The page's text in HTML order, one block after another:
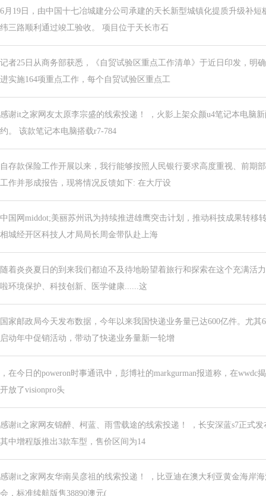
6月19日，由中国十七冶城建分公司承建的天长新型城镇化提质升级补
纬三路顺利通过竣工验收。 项目位于天长市石
记者25日从商务部获悉，《自贸试验区重点工作清单》于近日印发，明
进实施164项重点工作，每个自贸试验区重点工
感谢it之家网友太原李宗盛的线索投递！ ，火影上架众颜u4笔记本电脑
约。 该款笔记本电脑搭载r7-784
自存款保险工作开展以来，我行能够按照人民银行要求高度重视、前期
工作并形成报告，现将情况反馈如下: 在大厅设
中国网middot;美丽苏州讯为持续推进雄鹰突击计划，推动科技成果转移
相城经开区科技人才局局长周金带队赴上海
随着炎炎夏日的到来我们都迫不及待地盼望着旅行和探索在这个充满活
啦环境保护、科技创新、医学健康......这
国家邮政局今天发布数据，今年以来我国快递业务量已达600亿件。尤
启动年中促销活动，带动了快递业务量新一轮增
，在今日的poweron时事通讯中，彭博社的markgurman报道称，在wwdc
开放了visionpro头
感谢it之家网友锦醉、柯蓝、雨雪载途的线索投递！ ，长安深蓝s7正式
其中增程版推出3款车型，售价区间为14
感谢it之家网友华南吴彦祖的线索投递！ ，比亚迪在澳大利亚黄金海岸
会，标准续航版售38890澳元(